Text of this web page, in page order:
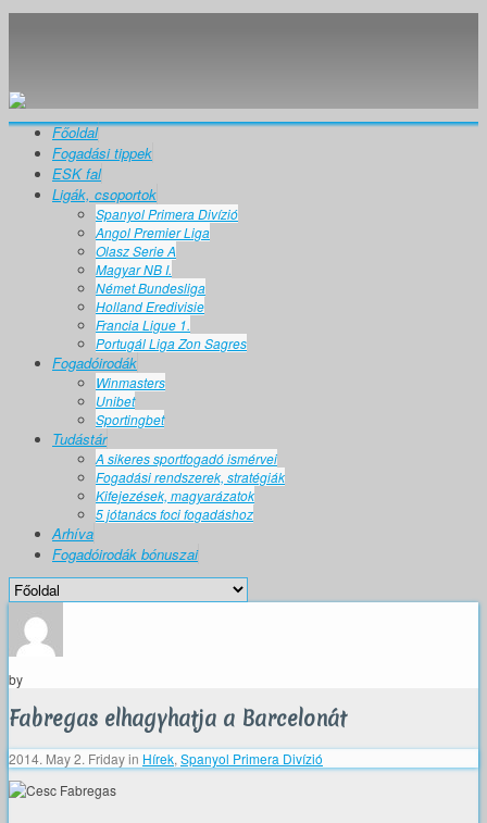
Főoldal
Fogadási tippek
ESK fal
Ligák, csoportok
Spanyol Primera Divízió
Angol Premier Liga
Olasz Serie A
Magyar NB I.
Német Bundesliga
Holland Eredivisie
Francia Ligue 1.
Portugál Liga Zon Sagres
Fogadóirodák
Winmasters
Unibet
Sportingbet
Tudástár
A sikeres sportfogadó ismérvei
Fogadási rendszerek, stratégiák
Kifejezések, magyarázatok
5 jótanács foci fogadáshoz
Arhíva
Fogadóirodák bónuszai
by
Fabregas elhagyhatja a Barcelonát
2014. May 2. Fridayin Hírek, Spanyol Primera Divízió